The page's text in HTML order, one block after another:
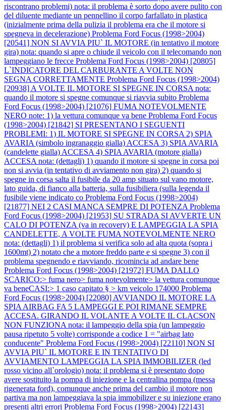
riscontrano problemi) nota: il problema è sorto dopo avere pulito con
del diluente mediante un pennellino il corpo farfallato in plastica
(inizialmente prima della pulizia il problema era che il motore si
spegneva in decelerazione) Problema Ford Focus (1998>2004)
[20541] NON SI AVVIA PIU` IL MOTORE (in tentativo il motore
gira) nota: quando si apre o chiude il veicolo con il telecomando non
lampeggiano le frecce Problema Ford Focus (1998>2004) [20805]
L`INDICATORE DEL CARBURANTE A VOLTE NON
SEGNA CORRETTAMENTE Problema Ford Focus (1998>2004)
[20938] A VOLTE IL MOTORE SI SPEGNE IN CORSA nota:
quando il motore si spegne comunque si riavvia subito Problema
Ford Focus (1998>2004) [21076] FUMA NOTEVOLMENTE
NERO note: 1) la vettura comunque va bene Problema Ford Focus
(1998>2004) [21842] SI PRESENTANO I SEGUENTI
PROBLEMI: 1) IL MOTORE SI SPEGNE IN CORSA 2) SPIA
AVARIA (simbolo ingranaggio gialla) ACCESA 3) SPIA AVARIA
(candelette gialla) ACCESA 4) SPIA AVARIA (motore gialla)
ACCESA nota: (dettagli) 1) quando il motore si spegne in corsa poi
non si avvia (in tentativo di avviamento non gira) 2) quando si
spegne in corsa salta il fusibile da 20 amp situato sul vano motore,
lato guida, di fianco alla batteria, sulla fusibiliera (sulla legenda il
fusibile viene indicato co Problema Ford Focus (1998>2004)
[21877] NEI 2 CASI MANCA SEMPRE DI POTENZA Problema
Ford Focus (1998>2004) [21953] SU STRADA SI AVVERTE UN
CALO DI POTENZA (va in recovery) E LAMPEGGIA LA SPIA
CANDELETTE, A VOLTE FUMA NOTEVOLMENTE NERO
nota: (dettagli) 1) il problema si verifica solo ad alta quota (sopra i
1600mt) 2) notato che a motore freddo parte e si spegne 3) con il
problema spegnendo e riavviando, ricomincia ad andare bene
Problema Ford Focus (1998>2004) [21972] FUMA DALLO
SCARICO:> fuma nero> fuma notevolmente> la vettura comunque
va beneCASI:> 1 caso capitato § > km veicolo 174000 Problema
Ford Focus (1998>2004) [22080] AVVIANDO IL MOTORE LA
SPIA AIRBAG FA 5 LAMPEGGI E POI RIMANE SEMPRE
ACCESA. GIRANDO IL VOLANTE A VOLTE IL CLACSON
NON FUNZIONA nota: il lampeggio della spia (un lampeggio
pausa ripetuto 5 volte) corrisponde a codice 1 = "airbag lato
conducente" Problema Ford Focus (1998>2004) [22110] NON SI
AVVIA PIU` IL MOTORE E IN TENTATIVO DI
AVVIAMENTO LAMPEGGIA LA SPIA IMMOBILIZER (led
rosso vicino all`orologio) nota: il problema si è presentato dopo
avere sostituito la pompa di iniezione e la centralina pompa (messa
rigenerata ford), comunque anche prima del cambio il motore non
partiva ma non lampeggiava la spia immobilizer e su iniezione erano
presenti altri errori Problema Ford Focus (1998>2004) [22143]